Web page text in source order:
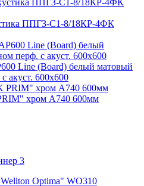
ППГЗ-С1-8/18КР-4ФК
Line (Board) белый матовый
акуст. 600x600
хром А740 600мм